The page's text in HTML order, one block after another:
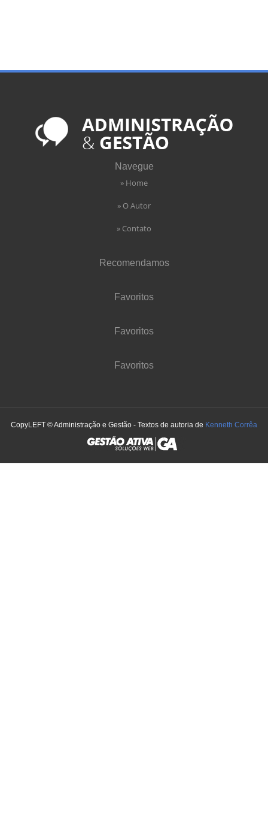
Navegue
» Home
» O Autor
» Contato
Recomendamos
Favoritos
Favoritos
Favoritos
CopyLEFT © Administração e Gestão - Textos de autoria de Kenneth Corrêa